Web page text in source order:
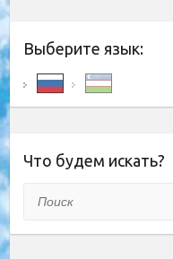
Выберите язык:
Что будем искать?